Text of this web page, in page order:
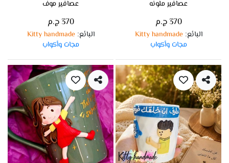
عصافير ملونه
370 ج.م
البائع:
Kitty handmade
مجات وأكواب
عصافير موف
370 ج.م
البائع:
Kitty handmade
مجات وأكواب